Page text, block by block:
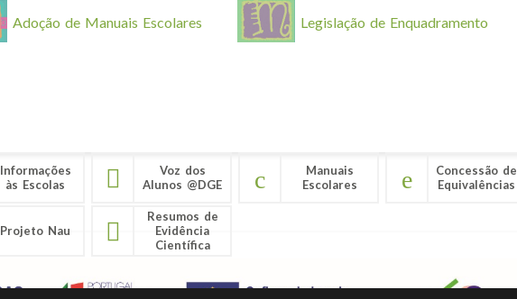
Adoção de Manuais Escolares Legislação de Enquadramento
Informações
às Escolas
Voz dos
Alunos @DGE
Manuais
Escolares
Concessão de
Equivalências
Projeto Nau
Resumos de
Evidência
Científica